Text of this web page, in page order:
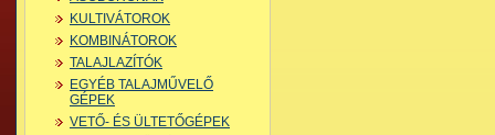
KULTIVÁTOROK
KOMBINÁTOROK
TALAJLAZÍTÓK
EGYÉB TALAJMŰVELŐ
GÉPEK
VETŐ- ÉS ÜLTETŐGÉPEK